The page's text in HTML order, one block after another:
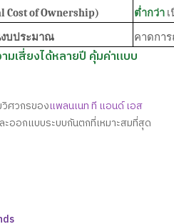
Cost of Ownership) ต่ำกว่า
งบประมาณ คาดกา
มเสี่ยงได้หลายปี คุ้มค่าแบบ
ศวกรของแพลนเนท ที แอนด์ เอส
ะออกแบบระบบกันตกที่เหมาะสมที่สุด